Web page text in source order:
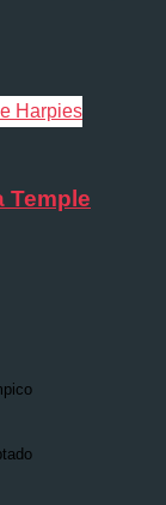
Temple